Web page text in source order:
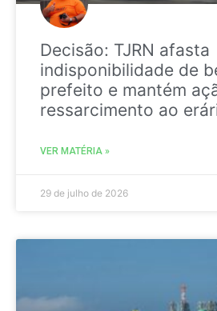
Decisão: TJRN afasta
indisponibilidade de
prefeito e mantém
ressarcimento ao
VER MATÉRIA »
29 de julho de 2026